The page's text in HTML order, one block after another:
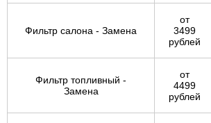
Фильтр салона - Замена
от
3499
рублей
Фильтр топливный -
Замена
от
4499
рублей